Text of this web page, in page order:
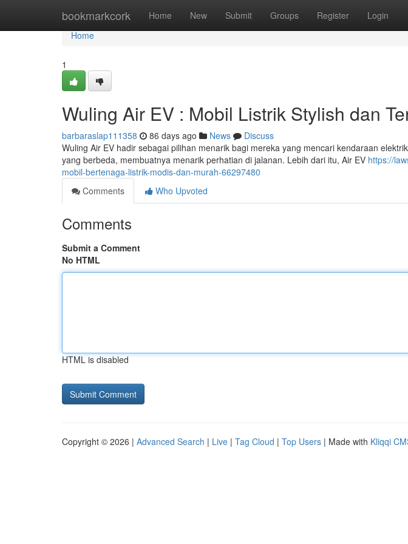
bookmarkcork Home New Submit Groups Register Login
Home
Home
1
Wuling Air EV : Mobil Listrik Stylish dan
barbaraslap111358 86 days ago News
Discuss
Wuling Air EV hadir sebagai pilihan menarik bagi mereka yang mencari kendaraan
yang berbeda, membuatnya menarik perhatian di jalanan. Lebih dari itu, Air EV https://
mobil-bertenaga-listrik-modis-dan-murah-66297480
Comments
Who Upvoted
Comments
Submit a Comment
No HTML
HTML is disabled
Copyright © 2026 | Advanced Search | Live | Tag Cloud | Top Users | Made with Kliqqi